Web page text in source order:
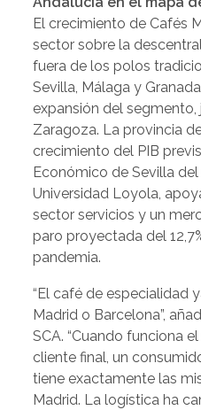
El crecimiento de Cafés
sector sobre la
fuera de los polos
Sevilla, Málaga y
expansión del
Zaragoza. La provincia
crecimiento del PIB
Económico de Sevilla
Universidad Loyola,
sector servicios y un
paro proyectada del
pandemia.
“El café de especialidad
Madrid o Barcelona”,
SCA. “Cuando funciona
cliente final, un
tiene exactamente las
Madrid. La logística ha